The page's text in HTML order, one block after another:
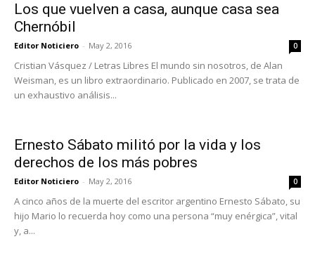
Los que vuelven a casa, aunque casa sea
Chernóbil
Editor Noticiero - May 2, 2016 0
Cristian Vásquez / Letras Libres El mundo sin nosotros, de Alan
Weisman, es un libro extraordinario. Publicado en 2007, se trata de
un exhaustivo análisis...
Ernesto Sábato militó por la vida y los
derechos de los más pobres
Editor Noticiero - May 2, 2016 0
A cinco años de la muerte del escritor argentino Ernesto Sábato, su
hijo Mario lo recuerda hoy como una persona “muy enérgica”, vital
y, a...